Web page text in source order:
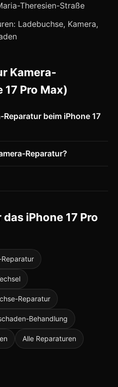
Theresien-Straße
Ladebuchse, Kamera,
Kamera-
Pro Max)
beim iPhone 17
Reparatur?
iPhone 17 Pro
Reparatur
Behandlung
Alle Reparaturen